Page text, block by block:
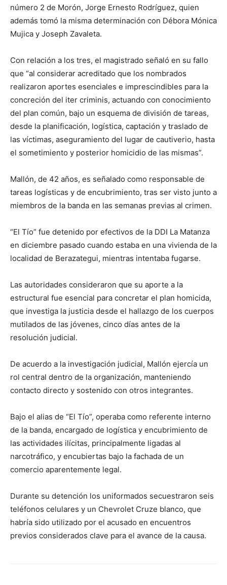
número 2 de Morón, Jorge Ernesto Rodríguez, quien
además tomó la misma determinación con Débora Mónica
Mujica y Joseph Zavaleta.
Con relación a los tres, el magistrado señaló en su fallo
que “al considerar acreditado que los nombrados
realizaron aportes esenciales e imprescindibles para la
concreción del iter criminis, actuando con conocimiento
del plan común, bajo un esquema de división de tareas,
desde la planificación, logística, captación y traslado de
las víctimas, aseguramiento del lugar de cautiverio, hasta
el sometimiento y posterior homicidio de las mismas”.
Mallón, de 42 años, es señalado como responsable de
tareas logísticas y de encubrimiento, tras ser visto junto a
miembros de la banda en las semanas previas al crimen.
“El Tío” fue detenido por efectivos de la DDI La Matanza
en diciembre pasado cuando estaba en una vivienda de la
localidad de Berazategui, mientras intentaba fugarse.
Las autoridades consideraron que su aporte a la
estructural fue esencial para concretar el plan homicida,
que investiga la justicia desde el hallazgo de los cuerpos
mutilados de las jóvenes, cinco días antes de la
resolución judicial.
De acuerdo a la investigación judicial, Mallón ejercía un
rol central dentro de la organización, manteniendo
contacto directo y sostenido con otros integrantes.
Bajo el alias de “El Tío”, operaba como referente interno
de la banda, encargado de logística y encubrimiento de
las actividades ilícitas, principalmente ligadas al
narcotráfico, y encubiertas bajo la fachada de un
comercio aparentemente legal.
Durante su detención los uniformados secuestraron seis
teléfonos celulares y un Chevrolet Cruze blanco, que
habría sido utilizado por el acusado en encuentros
previos considerados clave para el avance de la causa.